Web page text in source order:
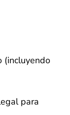
(incluyendo
para